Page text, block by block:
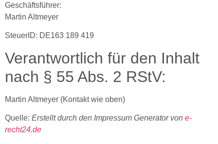
Geschäftsführer:
Martin Altmeyer
SteuerID: DE163 189 419
Verantwortlich für den Inhalt
nach § 55 Abs. 2 RStV:
Martin Altmeyer (Kontakt wie oben)
Quelle: Erstellt durch den Impressum Generator von e-
recht24.de